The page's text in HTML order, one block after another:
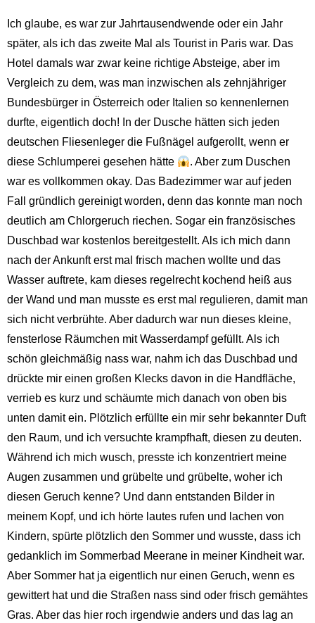
Ich glaube, es war zur Jahrtausendwende oder ein Jahr
später, als ich das zweite Mal als Tourist in Paris war. Das
Hotel damals war zwar keine richtige Absteige, aber im
Vergleich zu dem, was man inzwischen als zehnjähriger
Bundesbürger in Österreich oder Italien so kennenlernen
durfte, eigentlich doch! In der Dusche hätten sich jeden
deutschen Fliesenleger die Fußnägel aufgerollt, wenn er
diese Schlumperei gesehen hätte
. Aber zum Duschen
war es vollkommen okay. Das Badezimmer war auf jeden
Fall gründlich gereinigt worden, denn das konnte man noch
deutlich am Chlorgeruch riechen. Sogar ein französisches
Duschbad war kostenlos bereitgestellt. Als ich mich dann
nach der Ankunft erst mal frisch machen wollte und das
Wasser auftrete, kam dieses regelrecht kochend heiß aus
der Wand und man musste es erst mal regulieren, damit man
sich nicht verbrühte. Aber dadurch war nun dieses kleine,
fensterlose Räumchen mit Wasserdampf gefüllt. Als ich
schön gleichmäßig nass war, nahm ich das Duschbad und
drückte mir einen großen Klecks davon in die Handfläche,
verrieb es kurz und schäumte mich danach von oben bis
unten damit ein. Plötzlich erfüllte ein mir sehr bekannter Duft
den Raum, und ich versuchte krampfhaft, diesen zu deuten.
Während ich mich wusch, presste ich konzentriert meine
Augen zusammen und grübelte und grübelte, woher ich
diesen Geruch kenne? Und dann entstanden Bilder in
meinem Kopf, und ich hörte lautes rufen und lachen von
Kindern, spürte plötzlich den Sommer und wusste, dass ich
gedanklich im Sommerbad Meerane in meiner Kindheit war.
Aber Sommer hat ja eigentlich nur einen Geruch, wenn es
gewittert hat und die Straßen nass sind oder frisch gemähtes
Gras. Aber das hier roch irgendwie anders und das lag an